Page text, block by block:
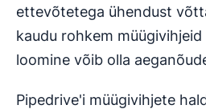
ettevõtetega ühendust
kaudu rohkem
loomine võib olla
Pipedrive'i müügivihjete